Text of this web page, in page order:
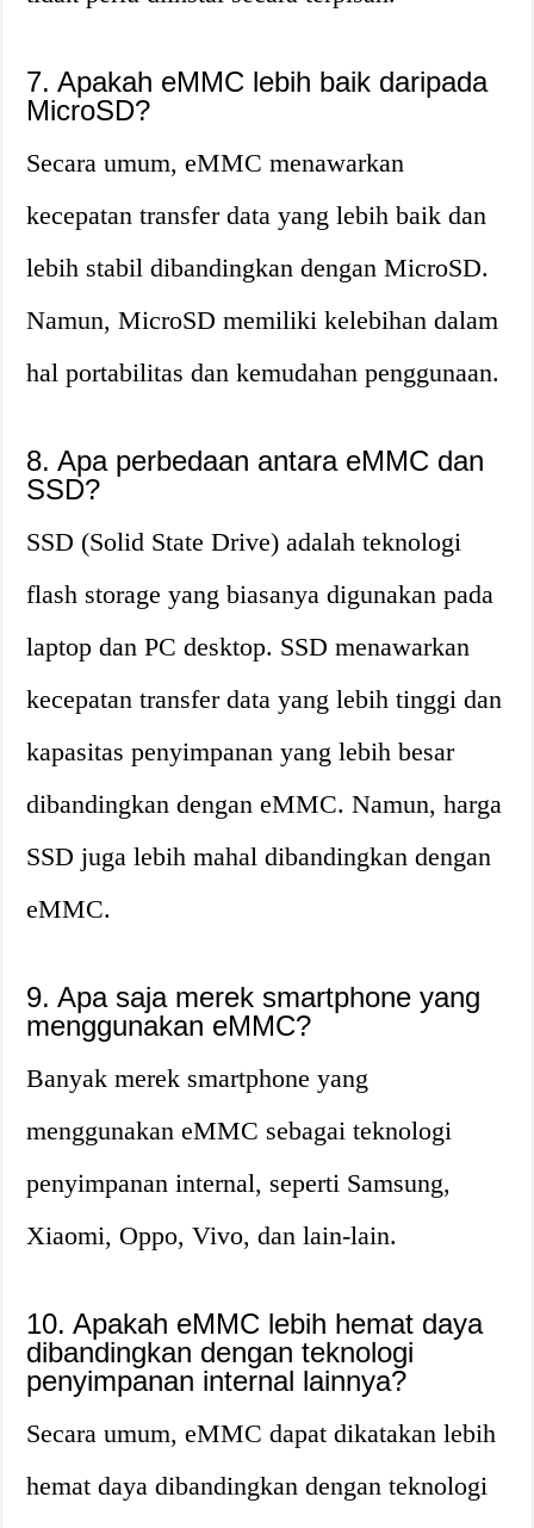
7. Apakah eMMC lebih baik daripada
MicroSD?
Secara umum, eMMC menawarkan
kecepatan transfer data yang lebih baik dan
lebih stabil dibandingkan dengan MicroSD.
Namun, MicroSD memiliki kelebihan dalam
hal portabilitas dan kemudahan penggunaan.
8. Apa perbedaan antara eMMC dan
SSD?
SSD (Solid State Drive) adalah teknologi
flash storage yang biasanya digunakan pada
laptop dan PC desktop. SSD menawarkan
kecepatan transfer data yang lebih tinggi dan
kapasitas penyimpanan yang lebih besar
dibandingkan dengan eMMC. Namun, harga
SSD juga lebih mahal dibandingkan dengan
eMMC.
9. Apa saja merek smartphone yang
menggunakan eMMC?
Banyak merek smartphone yang
menggunakan eMMC sebagai teknologi
penyimpanan internal, seperti Samsung,
Xiaomi, Oppo, Vivo, dan lain-lain.
10. Apakah eMMC lebih hemat daya
dibandingkan dengan teknologi
penyimpanan internal lainnya?
Secara umum, eMMC dapat dikatakan lebih
hemat daya dibandingkan dengan teknologi